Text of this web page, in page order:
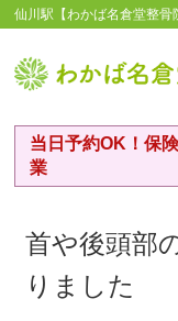
仙川駅【わかば名倉堂整
当日予約OK！保
業
首や後頭部
りました